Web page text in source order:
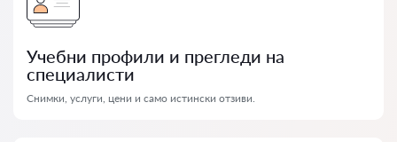
Учебни профили и прегледи на
специалисти
Снимки, услуги, цени и само истински отзиви.